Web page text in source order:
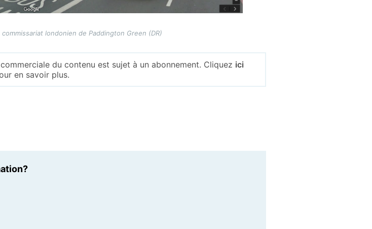
londonien de Paddington Green (DR)
du contenu est sujet à un abonnement. Cliquez ici
en savoir plus.